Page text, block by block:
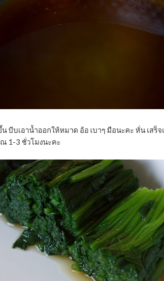
น บีบเอานํ้าออกให้หมาด อ้อ เบาๆ มือนะคะ หั่น เสร็
1-3 ชั่วโมงนะคะ